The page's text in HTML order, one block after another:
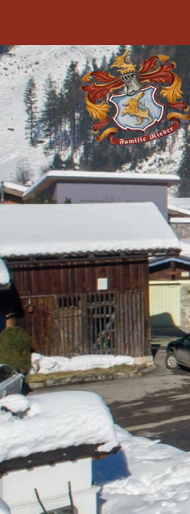
Zum Hauptinhalt springen